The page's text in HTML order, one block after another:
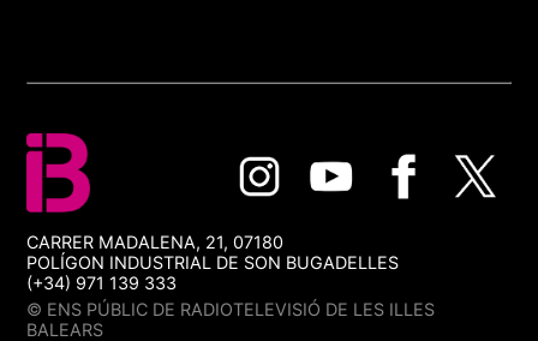
CARRER MADALENA, 21, 07180
POLÍGON INDUSTRIAL DE SON BUGADELLES
(+34) 971 139 333
© ENS PÚBLIC DE RADIOTELEVISIÓ DE LES ILLES
BALEARS